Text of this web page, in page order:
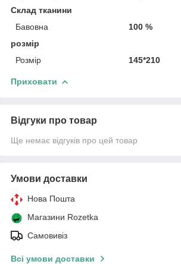
Склад тканини
Бавовна
100 %
розмір
Розмір
145*210
Приховати
Відгуки про товар
Ще немає відгуків про цей товар
Умови доставки
Нова Пошта
Магазини Rozetka
Самовивіз
Всі умови доставки